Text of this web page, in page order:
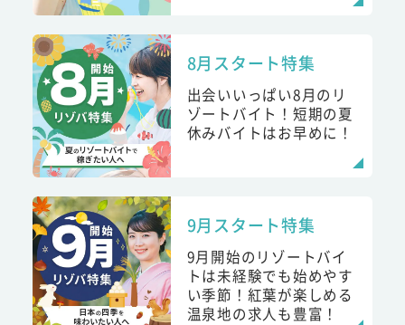
8月スタート特集
出会いいっぱい8月のリ
ゾートバイト！短期の夏
休みバイトはお早めに！
9月スタート特集
9月開始のリゾートバイ
トは未経験でも始めやす
い季節！紅葉が楽しめる
温泉地の求人も豊富！